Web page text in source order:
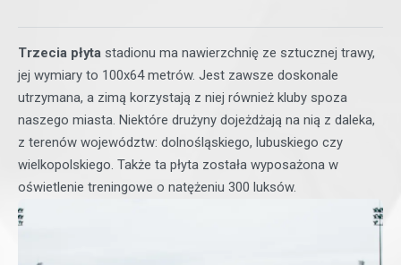
Trzecia płyta stadionu ma nawierzchnię ze sztucznej trawy,
jej wymiary to 100x64 metrów. Jest zawsze doskonale
utrzymana, a zimą korzystają z niej również kluby spoza
naszego miasta. Niektóre drużyny dojeżdżają na nią z daleka,
z terenów województw: dolnośląskiego, lubuskiego czy
wielkopolskiego. Także ta płyta została wyposażona w
oświetlenie treningowe o natężeniu 300 luksów.